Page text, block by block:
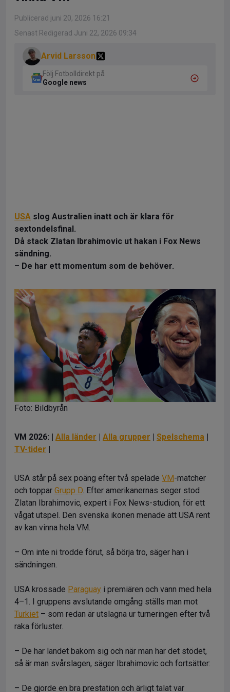
Publicerad juni 20, 2026 16:21
Senast Redigerad Juni 22, 2026 09:34
Arvid Larsson
Följ Fotbolldirekt på
Google news
USA slog Australien inatt och är klara för
sextondelsfinal.
Då stack Zlatan Ibrahimovic ut hakan i Fox News
sändning.
– De har ett momentum som de behöver.
Foto: Bildbyrån
VM 2026: | Alla länder | Alla grupper | Spelschema |
TV-tider |
USA står på sex poäng efter två spelade VM-matcher
och toppar Grupp D. Efter amerikanernas seger stod
Zlatan Ibrahimovic, expert i Fox News-studion, för ett
vågat utspel. Den svenska ikonen menade att USA rent
av kan vinna hela VM.
– Om inte ni trodde förut, så börja tro, säger han i
sändningen.
USA krossade Paraguay i premiären och vann med hela
4–1. I gruppens avslutande omgång ställs man mot
Turkiet – som redan är utslagna ur turneringen efter två
raka förluster.
– De har landet bakom sig och när man har det stödet,
så är man svårslagen, säger Ibrahimovic och fortsätter:
– De gjorde en bra prestation och ärligt talat var